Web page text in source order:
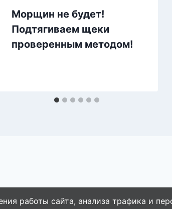
Морщин не будет!
Подтягиваем щеки
проверенным методом!
© 2026 Naget.Ru
работы сайта, анализа трафика и